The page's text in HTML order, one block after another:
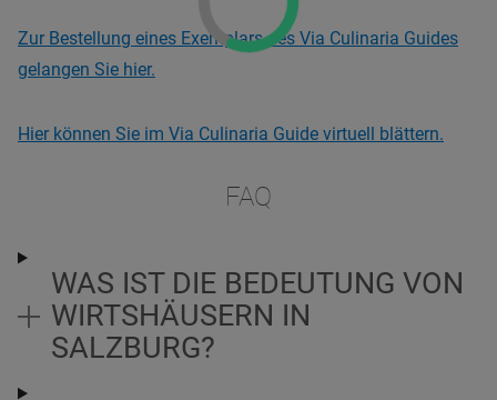
Zur Bestellung eines Exemplars des Via Culinaria Guides
gelangen Sie hier.
Hier können Sie im Via Culinaria Guide virtuell blättern.
FAQ
WAS IST DIE BEDEUTUNG VON
WIRTSHÄUSERN IN
SALZBURG?